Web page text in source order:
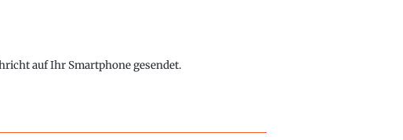
auf Ihr Smartphone gesendet.